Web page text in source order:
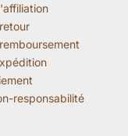
responsabilité